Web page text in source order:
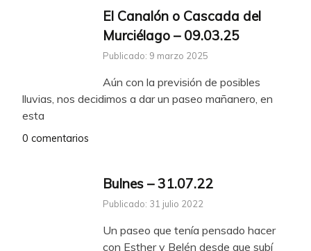
El Canalón o Cascada del
Murciélago – 09.03.25
Publicado: 9 marzo 2025
Aún con la previsión de posibles
lluvias, nos decidimos a dar un paseo mañanero, en
esta
0 comentarios
Bulnes – 31.07.22
Publicado: 31 julio 2022
Un paseo que tenía pensado hacer
con Esther y Belén desde que subí